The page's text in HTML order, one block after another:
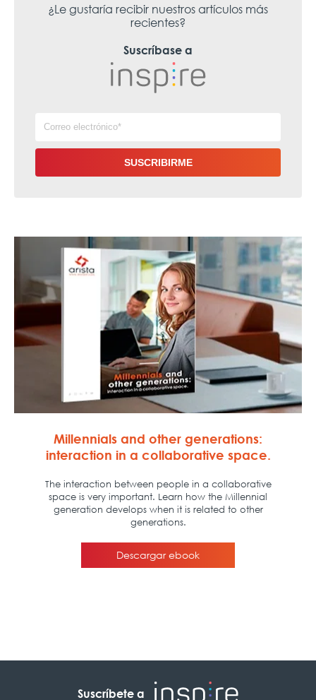
¿Le gustaría recibir nuestros artículos más
recientes?
Suscríbase a
Suscríbete a